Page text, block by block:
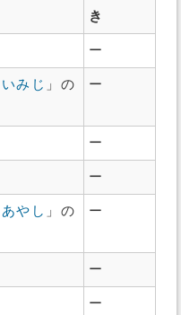
き
ー
いみじ 」の
ー
ー
ー
あやし 」の
ー
ー
ー